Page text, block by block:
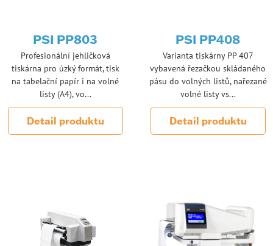
PSI PP803
Profesionální jehličková
tiskárna pro úzký formát, tisk
na tabelační papír i na volné
listy (A4), vo...
Detail produktu
PSI PP408
Varianta tiskárny PP 407
vybavená řezačkou skládaného
pásu do volných listů, nařezané
volné listy vs...
Detail produktu